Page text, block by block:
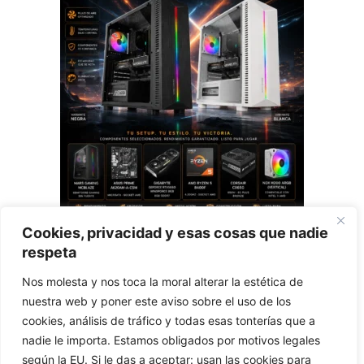
Cookies, privacidad y esas cosas que nadie
respeta
Nos molesta y nos toca la moral alterar la estética de
nuestra web y poner este aviso sobre el uso de los
cookies, análisis de tráfico y todas esas tonterías que a
nadie le importa. Estamos obligados por motivos legales
según la EU. Si le das a aceptar: usan las cookies para
Nova Core Intel Mitte 2026
0
o
5
€1.288,81–€2.218,81Preisspanne:
€1.288,81
bis
€2.218,81
Ausführung wählen
mehrere
Varianten
Optionen
können
Produktseite
gewählt
werden